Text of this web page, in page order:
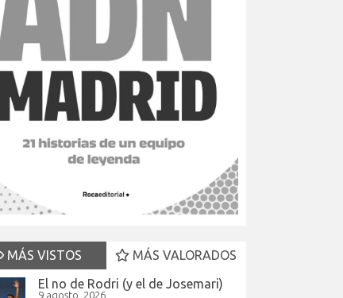
MÁS VISTOS
MÁS VALORADOS
El no de Rodri (y el de Josemari)
9 agosto, 2026